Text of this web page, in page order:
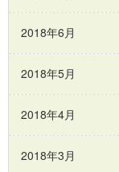
2018年6月
2018年5月
2018年4月
2018年3月